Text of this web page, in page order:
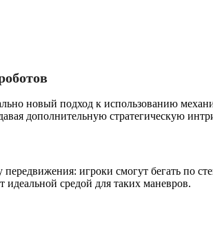
новый подход к использованию
дополнительную стратегическую
игроки смогут бегать по
идеальной средой для таких маневров.